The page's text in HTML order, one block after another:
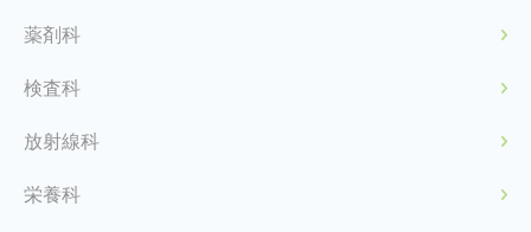
薬剤科
検査科
放射線科
栄養科